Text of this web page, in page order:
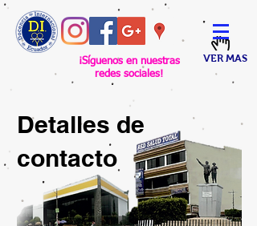
¡Síguenos en nuestras
redes sociales!
VER MAS
Detalles de
contacto